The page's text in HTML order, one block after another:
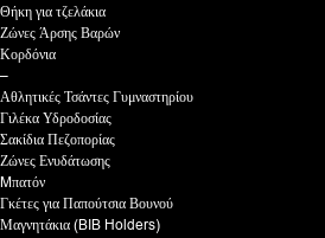
Θήκη για τζελάκια
Ζώνες Άρσης Βαρών
Κορδόνια
–
Αθλητικές Τσάντες Γυμναστηρίου
Γιλέκα Υδροδοσίας
Σακίδια Πεζοπορίας
Ζώνες Ενυδάτωσης
Mπατόν
Γκέτες για Παπούτσια Βουνού
Μαγνητάκια (BIB Holders)